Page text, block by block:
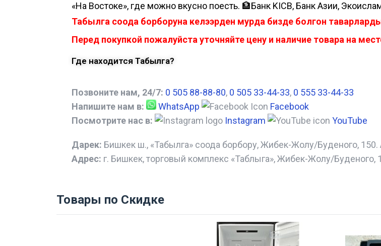
«На Востоке», где можно вкусно поесть. 🏦Банк KICB, Банк Азии,
Табылга соода борборуна келээрден мурда бизде болгон
Перед покупкой пожалуйста уточняйте цену и наличие товара на
Где находится Табылга?
Позвоните нам, 24/7: 0 505 88-88-80, 0 505 33-44-33, 0 555 33-44-33
Напишите нам в:
WhatsApp
Facebook
Посмотрите нас в:
Instagram YouTube
Дарек: Бишкек ш., «Табылга» соода борбору, Жибек-Жолу/Буденого, 150.
Адрес: г. Бишкек, торговый комплекс «Таблыга», Жибек-Жолу/Буденого,
Товары по Скидке